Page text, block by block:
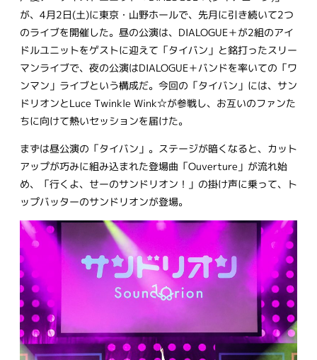
が、4月2日(土)に東京・山野ホールで、先月に引き続いて2つ
のライブを開催した。昼の公演は、DIALOGUE＋が2組のアイ
ドルユニットをゲストに迎えて「タイバン」と銘打ったスリー
マンライブで、夜の公演はDIALOGUE＋バンドを率いての「ワ
ンマン」ライブという構成だ。今回の「タイバン」には、サン
ドリオンとLuce Twinkle Wink☆が参戦し、お互いのファンた
ちに向けて熱いセッションを届けた。
まずは昼公演の「タイバン」。ステージが暗くなると、カット
アップが巧みに組み込まれた登場曲「Ouverture」が流れ始
め、「行くよ、せーのサンドリオン！」の掛け声に乗って、ト
ップバッターのサンドリオンが登場。